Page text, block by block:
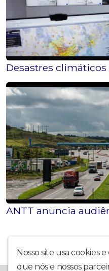
Desastres
ANTT anuncia
Nosso site usa cookies
que nós e nossos